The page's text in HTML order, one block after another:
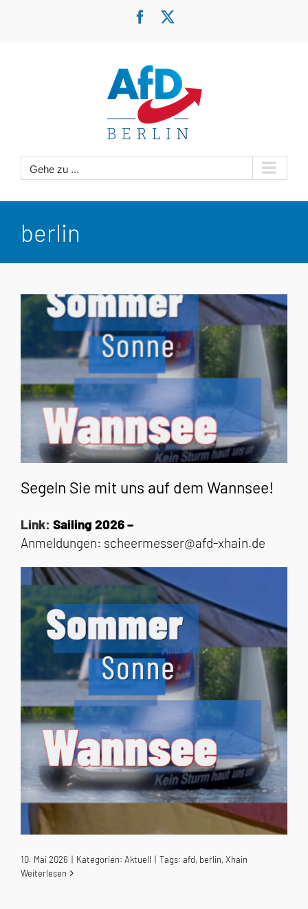
Facebook
Gehe zu ...
berlin
Segeln Sie mit uns auf dem Wannsee!
Link: Sailing 2026 –
Anmeldungen: scheermesser@afd-xhain.de
10. Mai 2026 | Kategorien: Aktuell | Tags: afd, berlin,Xhain
Weiterlesen